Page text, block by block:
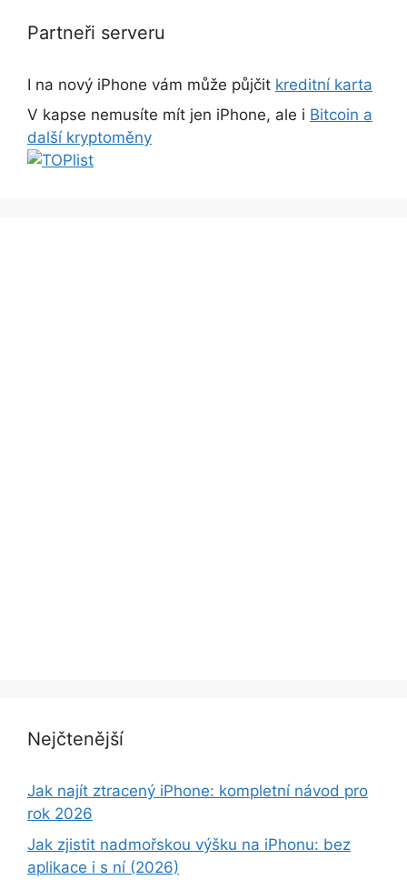
Partneři serveru
I na nový iPhone vám může půjčit kreditní karta
V kapse nemusíte mít jen iPhone, ale i Bitcoin a
další kryptoměny
Nejčtenější
Jak najít ztracený iPhone: kompletní návod pro
rok 2026
Jak zjistit nadmořskou výšku na iPhonu: bez
aplikace i s ní (2026)